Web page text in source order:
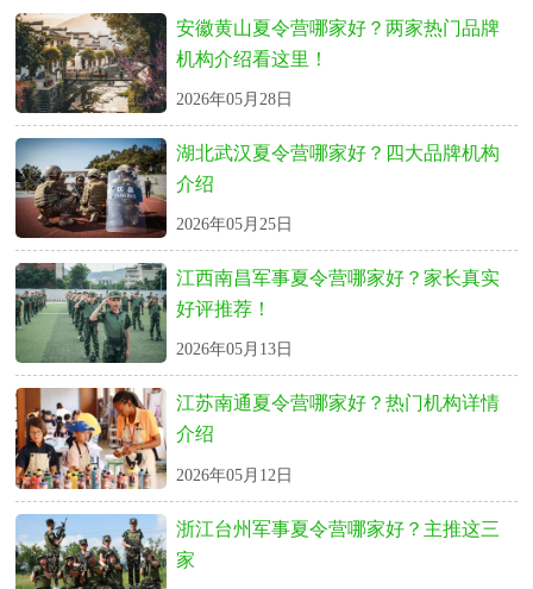
安徽黄山夏令营哪家好？两家热门品牌
机构介绍看这里！
2026年05月28日
湖北武汉夏令营哪家好？四大品牌机构
介绍
2026年05月25日
江西南昌军事夏令营哪家好？家长真实
好评推荐！
2026年05月13日
江苏南通夏令营哪家好？热门机构详情
介绍
2026年05月12日
浙江台州军事夏令营哪家好？主推这三
家